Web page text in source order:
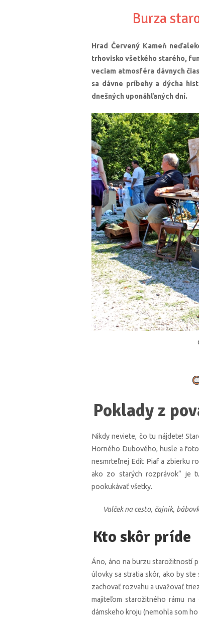
Burza
Hrad Červený Kameň
trhovisko všetkého starého,
veciam atmosféra dávnych
sa dávne príbehy a dýcha
dnešných uponáhľaných dní.
Poklady z
Nikdy neviete, čo tu nájdete!
Horného Dubového, husle a
nesmrteľnej Edit Piaf a zbierku
ako zo starých rozprávok“ je
pookukávať všetky.
Valček na cesto, čajník,
Kto skôr príde
Áno, áno na burzu starožitností
úlovky sa stratia skôr, ako by
zachovať rozvahu a uvažovať
majiteľom starožitného rámu
dámskeho kroju (nemohla som